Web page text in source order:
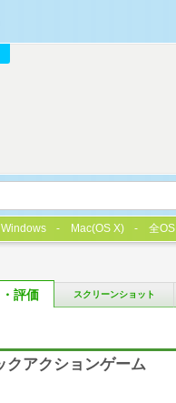
評価 スクリーンショット
クアクションゲーム
Windows Mac(OS X) 全OS